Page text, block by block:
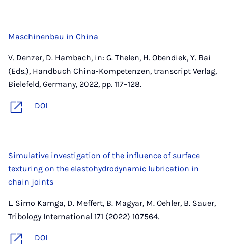
Maschinenbau in China
V. Denzer, D. Hambach, in: G. Thelen, H. Obendiek, Y. Bai
(Eds.), Handbuch China-Kompetenzen, transcript Verlag,
Bielefeld, Germany, 2022, pp. 117–128.
DOI
Simulative investigation of the influence of surface
texturing on the elastohydrodynamic lubrication in
chain joints
L. Simo Kamga, D. Meffert, B. Magyar, M. Oehler, B. Sauer,
Tribology International 171 (2022) 107564.
DOI